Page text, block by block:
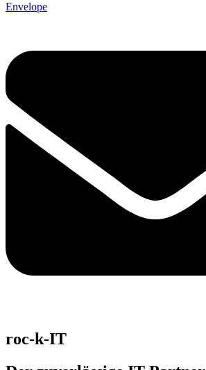
Envelope
roc-k-IT